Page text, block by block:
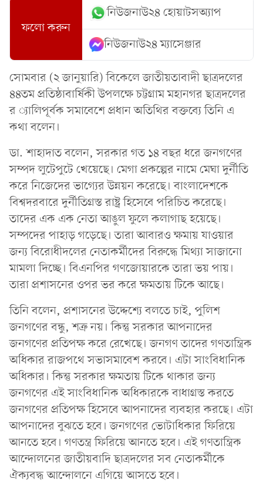
ফলো করুন
নিউজনাউ২৪ হোয়াটসঅ্যাপ
নিউজনাউ২৪ ম্যাসেঞ্জার
সোমবার (২ জানুয়ারি) বিকেলে জাতীয়তাবাদী ছাত্রদলের
৪৪তম প্রতিষ্ঠাবার্ষিকী উপলক্ষে চট্টগ্রাম মহানগর ছাত্রদলের
র ্যালিপূর্বক সমাবেশে প্রধান অতিথির বক্তব্যে তিনি এ
কথা বলেন।
ডা. শাহাদাত বলেন, সরকার গত ১৪ বছর ধরে জনগণের
সম্পদ লুটেপুটে খেয়েছে। মেগা প্রকল্পের নামে মেঘা দুর্নীতি
করে নিজেদের ভাগ্যের উন্নয়ন করেছে। বাংলাদেশকে
বিশ্বদরবারে দুর্নীতিগ্রস্ত রাষ্ট্র হিসেবে পরিচিত করেছে।
তাদের এক এক নেতা আঙুল ফুলে কলাগাছ হয়েছে।
সম্পদের পাহাড় গড়েছে। তারা আবারও ক্ষমায় যাওয়ার
জন্য বিরোধীদলের নেতাকর্মীদের বিরুদ্ধে মিথ্যা সাজানো
মামলা দিচ্ছে। বিএনপির গণজোয়ারকে তারা ভয় পায়।
তারা প্রশাসনের ওপর ভর করে ক্ষমতায় টিকে আছে।
তিনি বলেন, প্রশাসনের উদ্দেশ্যে বলতে চাই, পুলিশ
জনগণের বন্ধু, শত্রু নয়। কিন্তু সরকার আপনাদের
জনগণের প্রতিপক্ষ করে রেখেছে। জনগণ তাদের গণতান্ত্রিক
অধিকার রাজপথে সভাসমাবেশ করবে। এটা সাংবিধানিক
অধিকার। কিন্তু সরকার ক্ষমতায় টিকে থাকার জন্য
জনগণের এই সাংবিধানিক অধিকারকে বাধাগ্রস্ত করতে
জনগণের প্রতিপক্ষ হিসেবে আপনাদের ব্যবহার করছে। এটা
আপনাদের বুঝতে হবে। জনগণের ভোটাধিকার ফিরিয়ে
আনতে হবে। গণতন্ত্র ফিরিয়ে আনতে হবে। এই গণতান্ত্রিক
আন্দোলনের জাতীয়বাদি ছাত্রদলের সব নেতাকর্মীকে
ঐক্যবদ্ধ আন্দোলনে এগিয়ে আসতে হবে।